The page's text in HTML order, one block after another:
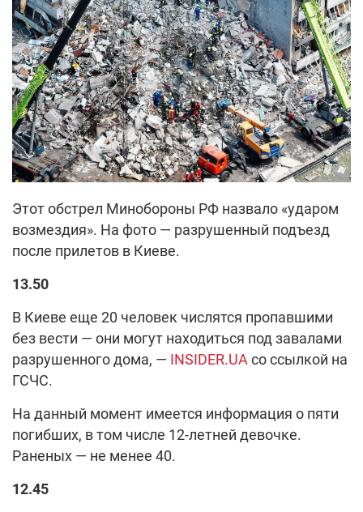
Этот обстрел Минобороны РФ назвало «ударом
возмездия». На фото — разрушенный подъезд
после прилетов в Киеве.
13.50
В Киеве еще 20 человек числятся пропавшими
без вести — они могут находиться под завалами
разрушенного дома, — INSIDER.UA со ссылкой на
ГСЧС.
На данный момент имеется информация о пяти
погибших, в том числе 12-летней девочке.
Раненых — не менее 40.
12.45